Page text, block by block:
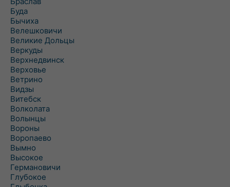
Буда
Бычиха
Велешковичи
Великие Дольцы
Веркуды
Верхнедвинск
Верховье
Ветрино
Видзы
Витебск
Волколата
Волынцы
Вороны
Воропаево
Вымно
Высокое
Германовичи
Глубокое